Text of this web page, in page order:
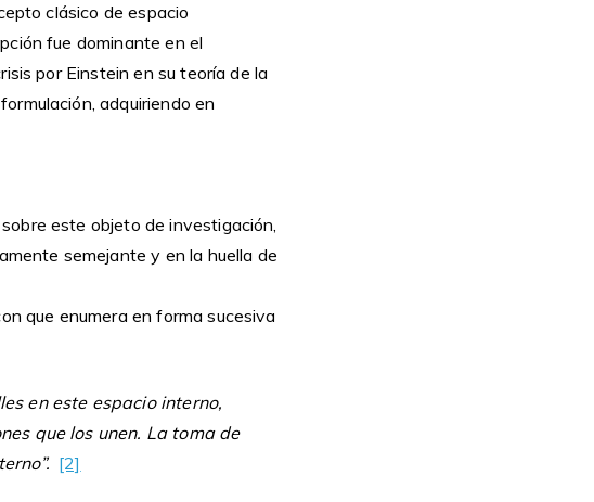
clásico de espacio
fue dominante en el
por Einstein en su teoría de la
adquiriendo en
este objeto de investigación,
semejante y en la huella de
que enumera en forma sucesiva
en este espacio interno,
que los unen. La toma de
[2]